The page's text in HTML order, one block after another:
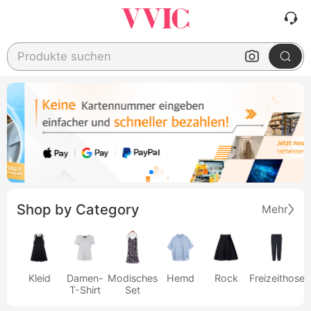
Produkte suchen
Shop by Category Mehr
Kleid
Damen-
T-Shirt
Modisches
Set
Hemd Rock Freizeithose